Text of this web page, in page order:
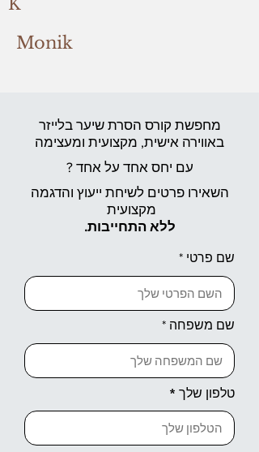
K
Monik
מחפשת קורס הסרת שיער בלייזר
באווירה אישית, מקצועית ומעצימה
עם יחס אחד על אחד ?
השאירו פרטים לשיחת ייעוץ והדגמה
מקצועית
ללא התחייבות.
שם פרטי
שם משפחה
טלפון שלך